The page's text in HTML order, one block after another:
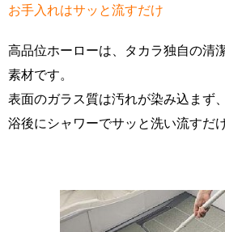
お手入れはサッと流すだけ
高品位ホーローは、タカラ独自の清
素材です。
表面のガラス質は汚れが染み込まず
浴後にシャワーでサッと洗い流すだ